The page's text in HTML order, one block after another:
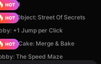
World
Object: Street Of Secrets
+1 Jump per Click
of Cake: Merge & Bake
The Speed Maze